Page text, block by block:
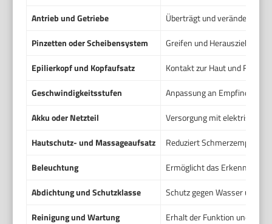
Antrieb und Getriebe
Überträgt und verändert
Pinzetten oder Scheibensystem
Greifen und Herausziehen
Epilierkopf und Kopfaufsatz
Kontakt zur Haut und
Geschwindigkeitsstufen
Anpassung an Empfinden
Akku oder Netzteil
Versorgung mit elektrischer
Hautschutz- und Massageaufsatz
Reduziert
Beleuchtung
Ermöglicht das Erkennen
Abdichtung und Schutzklasse
Schutz gegen Wasser und
Reinigung und Wartung
Erhalt der Funktion und